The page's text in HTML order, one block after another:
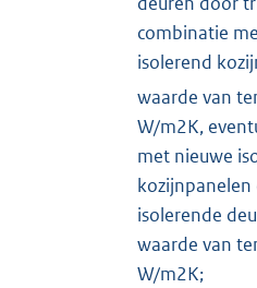
combinatie
isolerend
waarde van
W/m2K,
met nieuwe
isolerende
waarde van
W/m2K;